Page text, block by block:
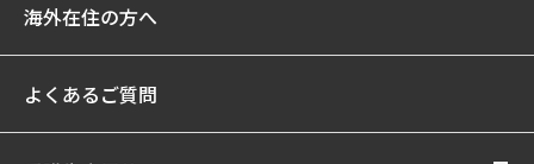
海外在住の方へ
よくあるご質問